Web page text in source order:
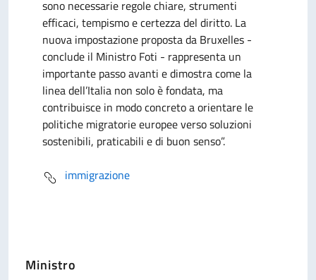
sono necessarie regole chiare, strumenti
efficaci, tempismo e certezza del diritto. La
nuova impostazione proposta da Bruxelles -
conclude il Ministro Foti - rappresenta un
importante passo avanti e dimostra come la
linea dell’Italia non solo è fondata, ma
contribuisce in modo concreto a orientare le
politiche migratorie europee verso soluzioni
sostenibili, praticabili e di buon senso”.
immigrazione
Ministro